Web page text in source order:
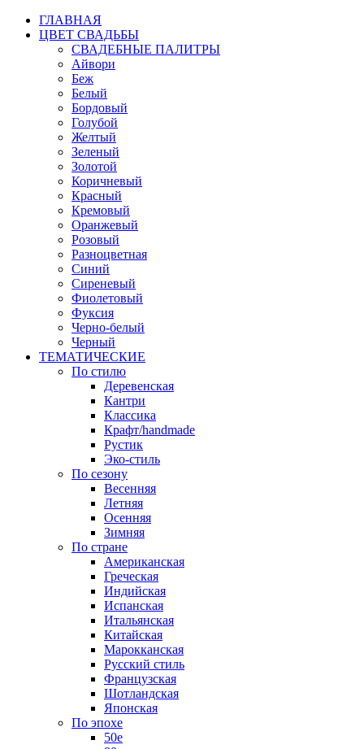
ГЛАВНАЯ
ЦВЕТ СВАДЬБЫ
СВАДЕБНЫЕ ПАЛИТРЫ
Айвори
Беж
Белый
Бордовый
Голубой
Желтый
Зеленый
Золотой
Коричневый
Красный
Кремовый
Оранжевый
Розовый
Разноцветная
Синий
Сиреневый
Фиолетовый
Фуксия
Черно-белый
Черный
ТЕМАТИЧЕСКИЕ
По стилю
Деревенская
Кантри
Классика
Крафт/handmade
Рустик
Эко-стиль
По сезону
Весенняя
Летняя
Осенняя
Зимняя
По стране
Американская
Греческая
Индийская
Испанская
Итальянская
Китайская
Марокканская
Русский стиль
Французская
Шотландская
Японская
По эпохе
50е